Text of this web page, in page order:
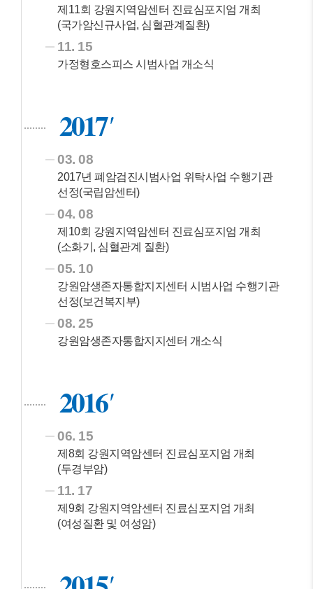
제11회 강원지역암센터 진료심포지엄 개최
(국가암신규사업, 심혈관계질환)
11. 15
가정형호스피스 시범사업 개소식
2017
03. 08
2017년 폐암검진시범사업 위탁사업 수행기관
선정(국립암센터)
04. 08
제10회 강원지역암센터 진료심포지엄 개최
(소화기, 심혈관계 질환)
05. 10
강원암생존자통합지지센터 시범사업 수행기관
선정(보건복지부)
08. 25
강원암생존자통합지지센터 개소식
2016
06. 15
제8회 강원지역암센터 진료심포지엄 개최
(두경부암)
11. 17
제9회 강원지역암센터 진료심포지엄 개최
(여성질환 및 여성암)